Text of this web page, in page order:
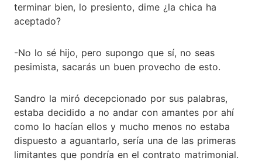
terminar bien, lo presiento, dime ¿la chica ha
aceptado?
-No lo sé hijo, pero supongo que sí, no seas
pesimista, sacarás un buen provecho de esto.
Sandro la miró decepcionado por sus palabras,
estaba decidido a no andar con amantes por ahí
como lo hacían ellos y mucho menos no estaba
dispuesto a aguantarlo, sería una de las primeras
limitantes que pondría en el contrato matrimonial.